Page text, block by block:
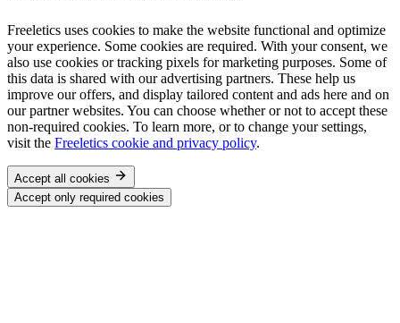
Freeletics uses cookies to make the website functional and optimize
your experience. Some cookies are required. With your consent, we
also use cookies or tracking pixels for marketing purposes. Some of
this data is shared with our advertising partners. These help us
improve our offers, and display tailored content and ads here and on
our partner websites. You can choose whether or not to accept these
non-required cookies. To learn more, or to change your settings,
visit the Freeletics cookie and privacy policy.
Accept all cookies
Accept only required cookies